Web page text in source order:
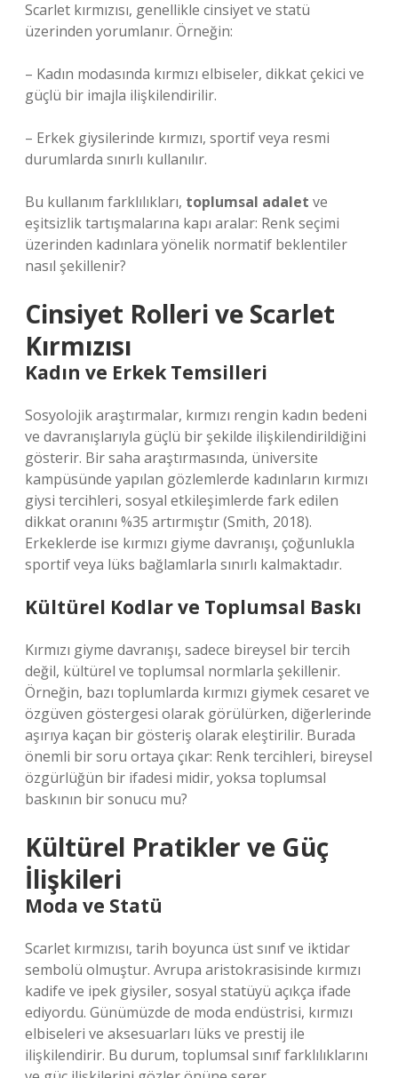
Scarlet kırmızısı, genellikle cinsiyet ve statü
üzerinden yorumlanır. Örneğin:
– Kadın modasında kırmızı elbiseler, dikkat çekici ve
güçlü bir imajla ilişkilendirilir.
– Erkek giysilerinde kırmızı, sportif veya resmi
durumlarda sınırlı kullanılır.
Bu kullanım farklılıkları, toplumsal adalet ve
eşitsizliktartışmalarına kapı aralar: Renk seçimi
üzerinden kadınlara yönelik normatif beklentiler
nasıl şekillenir?
Cinsiyet Rolleri ve Scarlet
Kırmızısı
Kadın ve Erkek Temsilleri
Sosyolojik araştırmalar, kırmızı rengin kadın bedeni
ve davranışlarıyla güçlü bir şekilde ilişkilendirildiğini
gösterir. Bir saha araştırmasında, üniversite
kampüsünde yapılan gözlemlerde kadınların kırmızı
giysi tercihleri, sosyal etkileşimlerde fark edilen
dikkat oranını %35 artırmıştır (Smith, 2018).
Erkeklerde ise kırmızı giyme davranışı, çoğunlukla
sportif veya lüks bağlamlarla sınırlı kalmaktadır.
Kültürel Kodlar ve Toplumsal Baskı
Kırmızı giyme davranışı, sadece bireysel bir tercih
değil, kültürel ve toplumsal normlarla şekillenir.
Örneğin, bazı toplumlarda kırmızı giymek cesaret ve
özgüven göstergesi olarak görülürken, diğerlerinde
aşırıya kaçan bir gösteriş olarak eleştirilir. Burada
önemli bir soru ortaya çıkar: Renk tercihleri, bireysel
özgürlüğün bir ifadesi midir, yoksa toplumsal
baskının bir sonucu mu?
Kültürel Pratikler ve Güç
İlişkileri
Moda ve Statü
Scarlet kırmızısı, tarih boyunca üst sınıf ve iktidar
sembolü olmuştur. Avrupa aristokrasisinde kırmızı
kadife ve ipek giysiler, sosyal statüyü açıkça ifade
ediyordu. Günümüzde de moda endüstrisi, kırmızı
elbiseleri ve aksesuarları lüks ve prestij ile
ilişkilendirir. Bu durum, toplumsal sınıf farklılıklarını